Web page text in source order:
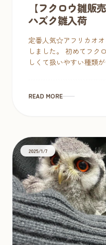
【フクロウ雛販
ハズク雛入荷
定番人気☆アフリカオ
しました。 初めてフク
しくて扱いやすい種類
READ MORE
2025/1/7